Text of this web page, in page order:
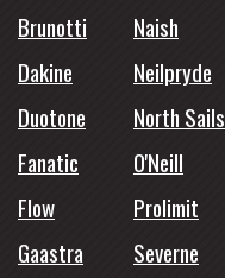
Brunotti
Naish
Dakine
Neilpryde
Duotone
North Sails
Fanatic
O'Neill
Flow
Prolimit
Gaastra
Severne